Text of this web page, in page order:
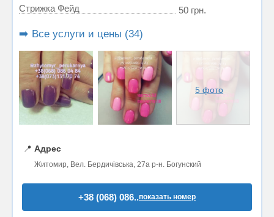
Стрижка Фейд 50 грн.
➡️ Все услуги и цены (34)
5 фото
📍 Адрес
Житомир, Вел. Бердичівська, 27a р-н. Богунский
+38 (068) 086..показать номер